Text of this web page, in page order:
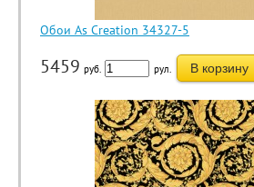
Обои As Creation 34327-5
5459 руб. рул. В корзину